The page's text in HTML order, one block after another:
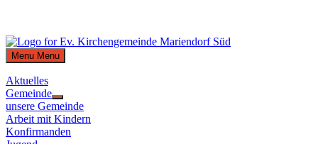
Skip
to
content
Menu Menu
Aktuelles
Gemeinde
Show
sub
menu
unsere Gemeinde
Arbeit mit Kindern
Konfirmanden